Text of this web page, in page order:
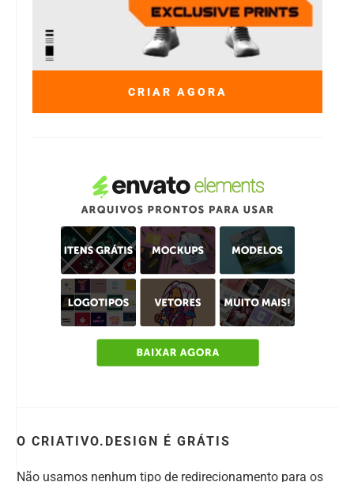
CRIAR AGORA
O CRIATIVO.DESIGN É GRÁTIS
Não usamos nenhum tipo de redirecionamento para os